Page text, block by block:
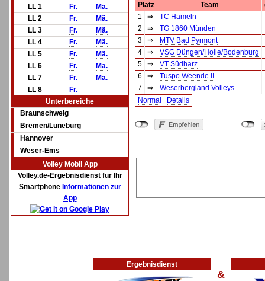
LL 1
Fr.
Mä.
LL 2
Fr.
Mä.
LL 3
Fr.
Mä.
LL 4
Fr.
Mä.
LL 5
Fr.
Mä.
LL 6
Fr.
Mä.
LL 7
Fr.
Mä.
LL 8
Fr.
Unterbereiche
Braunschweig
Bremen/Lüneburg
Hannover
Weser-Ems
Volley Mobil App
Volley.de-Ergebnisdienst für Ihr
Smartphone Informationen zur
App
Platz Team
1
⇒
TC Hameln
2
⇒
TG 1860 Münden
3
⇒
MTV Bad Pyrmont
4
⇒
VSG Düngen/Holle/Bodenburg
5
⇒
VT Südharz
6
⇒
Tuspo Weende II
7
⇒
Weserbergland Volleys
Normal
Details
Ergebnisdienst
&